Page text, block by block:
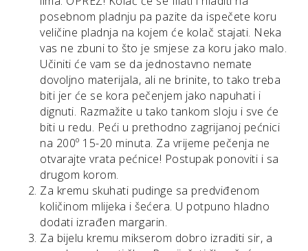
posebnom pladnju pa pazite da ispečete koru
veličine pladnja na kojem će kolač stajati. Neka
vas ne zbuni to što je smjese za koru jako malo.
Učiniti će vam se da jednostavno nemate
dovoljno materijala, ali ne brinite, to tako treba
biti jer će se kora pečenjem jako napuhati i
dignuti. Razmažite u tako tankom sloju i sve će
biti u redu. Peći u prethodno zagrijanoj pećnici
na 200º 15-20 minuta. Za vrijeme pečenja ne
otvarajte vrata pećnice! Postupak ponoviti i sa
drugom korom.
Za kremu skuhati pudinge sa predviđenom
količinom mlijeka i šećera. U potpuno hladno
dodati izrađen margarin.
Za bijelu kremu mikserom dobro izraditi sir, a